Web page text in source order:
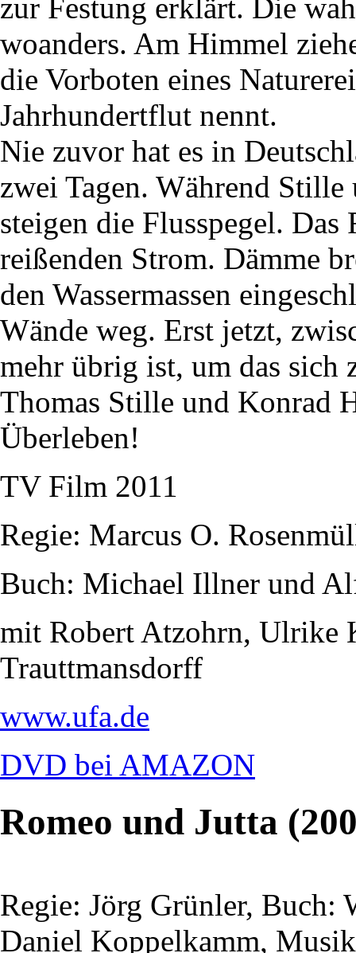
zur Festung erklärt. Die
woanders. Am Himmel
die Vorboten eines
Jahrhundertflut nennt.
Nie zuvor hat es in
zwei Tagen. Während
steigen die Flusspegel.
reißenden Strom. Dämme
den Wassermassen
Wände weg. Erst jetzt,
mehr übrig ist, um das sich
Thomas Stille und Konrad
Überleben!
TV Film 2011
Regie: Marcus O.
Buch: Michael Illner und
mit Robert Atzohrn, Ulrike
Trauttmansdorff
www.ufa.de
DVD bei AMAZON
Romeo und Jutta
Regie: Jörg Grünler, Buch:
Daniel Koppelkamm,